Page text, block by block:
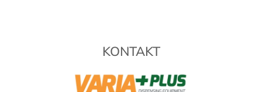
KONTAKT